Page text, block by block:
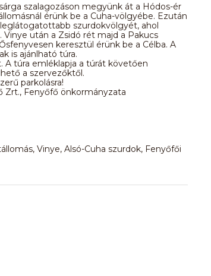
szalagozáson megyünk át a Hódos-ér
érünk be a Cuha-völgyébe. Ezután
szurdokvölgyét, ahol
után a Zsidó rét majd a Pakucs
keresztül érünk be a Célba. A
is ajánlható túra.
túra emléklapja a túrát követően
a szervezőktől.
parkolásra!
Fenyőfő önkormányzata
Vinye, Alsó-Cuha szurdok, Fenyőfői